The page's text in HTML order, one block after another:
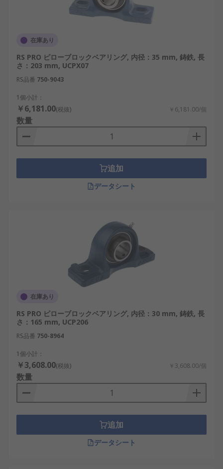
在庫あり
RS PRO ピローブロックベアリング, 内径：35 mm, 鋳鉄, 長
さ：203 mm, UCPX07
RS品番 750-9043
1個小計：
￥6,181.00(税抜) ￥6,181.00/個
数量
追加
データシート
在庫あり
RS PRO ピローブロックベアリング, 内径：30 mm, 鋳鉄, 長
さ：165 mm, UCP206
RS品番 750-8964
1個小計：
￥3,608.00(税抜) ￥3,608.00/個
数量
追加
データシート